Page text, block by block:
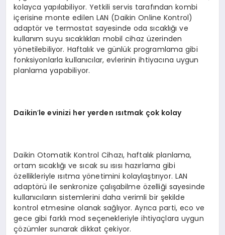
kolayca yapılabiliyor. Yetkili servis tarafından kombi
içerisine monte edilen LAN (Daikin Online Kontrol)
adaptör ve termostat sayesinde oda sıcaklığı ve
kullanım suyu sıcaklıkları mobil cihaz üzerinden
yönetilebiliyor. Haftalık ve günlük programlama gibi
fonksiyonlarla kullanıcılar, evlerinin ihtiyacına uygun
planlama yapabiliyor.
Daikin’le evinizi her yerden ısıtmak çok kolay
Daikin Otomatik Kontrol Cihazı, haftalık planlama,
ortam sıcaklığı ve sıcak su ısısı hazırlama gibi
özellikleriyle ısıtma yönetimini kolaylaştırıyor. LAN
adaptörü ile senkronize çalışabilme özelliği sayesinde
kullanıcıların sistemlerini daha verimli bir şekilde
kontrol etmesine olanak sağlıyor. Ayrıca parti, eco ve
gece gibi farklı mod seçenekleriyle ihtiyaçlara uygun
çözümler sunarak dikkat çekiyor.